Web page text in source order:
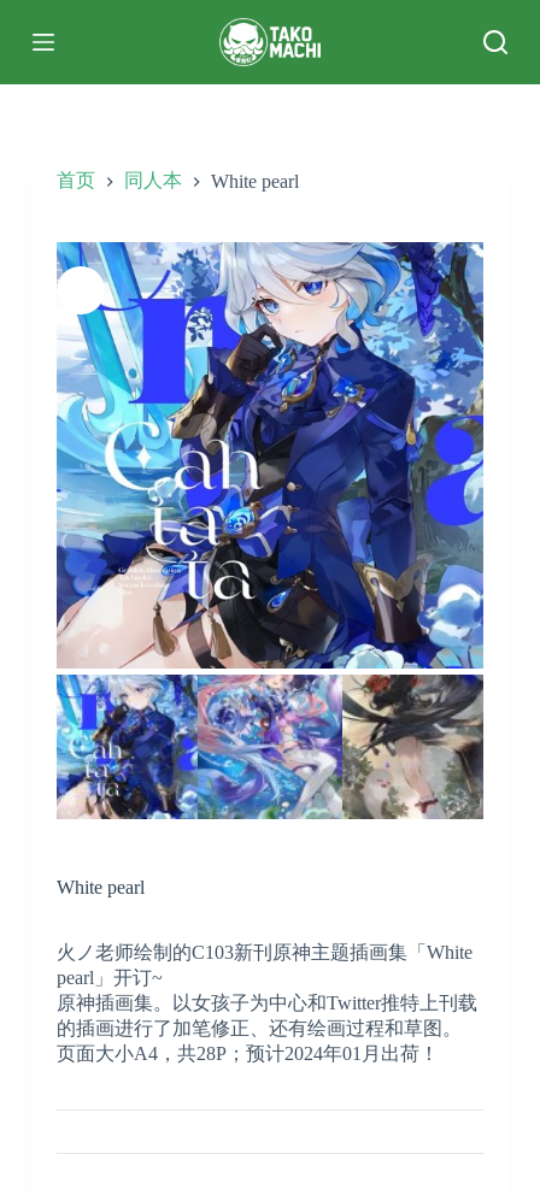
过
首页 同人本 White pearl
White pearl
火ノ老师绘制的C103新刊原神主题插画集「White
pearl」开订~
原神插画集。以女孩子为中心和Twitter推特上刊载
的插画进行了加笔修正、还有绘画过程和草图。
页面大小A4，共28P；预计2024年01月出荷！